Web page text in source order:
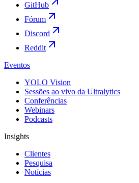
GitHub
Fórum
Discord
Reddit
Eventos
YOLO Vision
Sessões ao vivo da Ultralytics
Conferências
Webinars
Podcasts
Insights
Clientes
Pesquisa
Notícias